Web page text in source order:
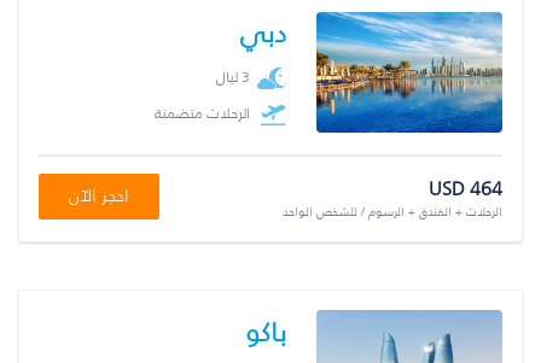
دبي
3 ليال
الرحلات متضمنة
USD 464
الرحلات + الفندق + الرسوم / للشخص الواحد
احجز الآن
باكو